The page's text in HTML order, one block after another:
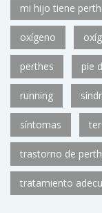
mi hijo tiene
oxígeno
perthes pie
running
síntomas
trastorno de
tratamiento